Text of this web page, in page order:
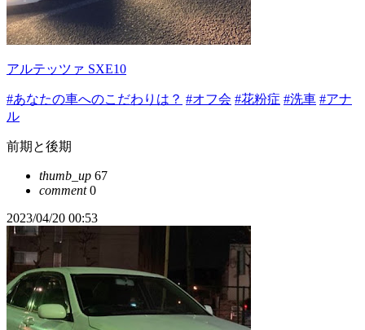
アルテッツァ SXE10
#あなたの車へのこだわりは？ #オフ会 #花粉症 #洗車 #アナ
ル
前期と後期
thumb_up 67
comment0
2023/04/20 00:53